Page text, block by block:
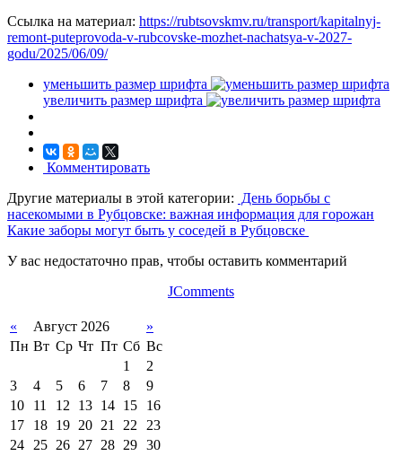
Ссылка на материал: https://rubtsovskmv.ru/transport/kapitalnyj-
remont-puteprovoda-v-rubcovske-mozhet-nachatsya-v-2027-
godu/2025/06/09/
уменьшить размер шрифта
увеличить размер шрифта
Комментировать
Другие материалы в этой категории: День борьбы с
насекомыми в Рубцовске: важная информация для горожан
Какие заборы могут быть у соседей в Рубцовске
У вас недостаточно прав, чтобы оставить комментарий
JComments
« Август 2026
»
Пн Вт Ср Чт Пт Сб Вс
1
2
3
4 5 6 7 8
9
10
11 12 13 14 15
16
17
18 19 20 21 22
23
24
25 26 27 28 29 30